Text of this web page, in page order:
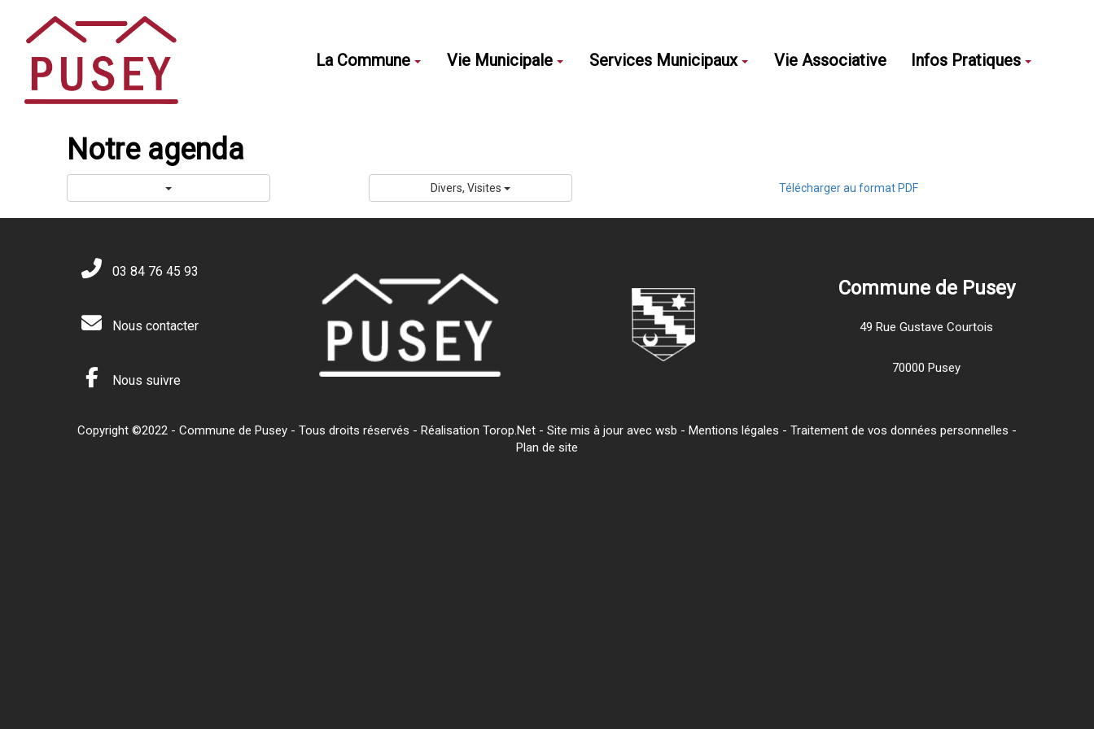
La Commune Vie Municipale Services Municipaux Vie Associative Infos Pratiques
Notre agenda
Divers, Visites Télécharger au format PDF
03 84 76 45 93
Nous contacter
Nous suivre
Commune de Pusey
49 Rue Gustave Courtois
70000 Pusey
Copyright ©2022 - Commune de Pusey - Tous droits réservés - Réalisation Torop.Net - Site mis à jour avec wsb - Mentions légales - Traitement de vos données personnelles -
Plan de site